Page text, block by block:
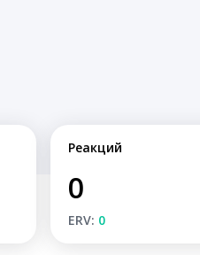
Реакций
0
ERV: 0